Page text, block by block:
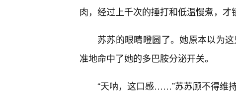
肉，经过上千次的捶打和低温慢煮，才
苏苏的眼睛瞪圆了。她原本以为
准地命中了她的多巴胺分泌开关。
“天呐，这口感……”苏苏顾不得维